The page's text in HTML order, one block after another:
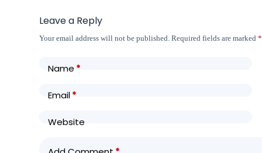
Leave a Reply
Your email address will not be published. Required fields are marked*
Name*
Email*
Website